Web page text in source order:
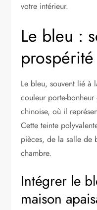
votre intérieur.
Le bleu :
prospérité
Le bleu, souvent lié à
couleur porte-
chinoise, où il
Cette teinte
pièces, de la salle de
chambre.
Intégrer le
maison